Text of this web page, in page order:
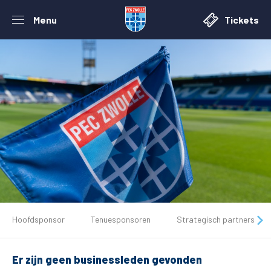
Menu Tickets
Tickets
Matchdays
Hoofdsponsor Tenuesponsoren Strategisch partners
Er zijn geen businessleden gevonden